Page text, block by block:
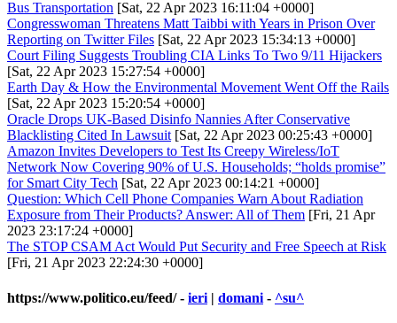
Bus Transportation [Sat, 22 Apr 2023 16:11:04 +0000]
Congresswoman Threatens Matt Taibbi with Years in Prison Over
Reporting on Twitter Files [Sat, 22 Apr 2023 15:34:13 +0000]
Court Filing Suggests Troubling CIA Links To Two 9/11 Hijackers
[Sat, 22 Apr 2023 15:27:54 +0000]
Earth Day & How the Environmental Movement Went Off the Rails
[Sat, 22 Apr 2023 15:20:54 +0000]
Oracle Drops UK-Based Disinfo Nannies After Conservative
Blacklisting Cited In Lawsuit [Sat, 22 Apr 2023 00:25:43 +0000]
Amazon Invites Developers to Test Its Creepy Wireless/IoT
Network Now Covering 90% of U.S. Households; “holds promise”
for Smart City Tech [Sat, 22 Apr 2023 00:14:21 +0000]
Question: Which Cell Phone Companies Warn About Radiation
Exposure from Their Products? Answer: All of Them [Fri, 21 Apr
2023 23:17:24 +0000]
The STOP CSAM Act Would Put Security and Free Speech at Risk
[Fri, 21 Apr 2023 22:24:30 +0000]
https://www.politico.eu/feed/- ieri | domani - ^su^